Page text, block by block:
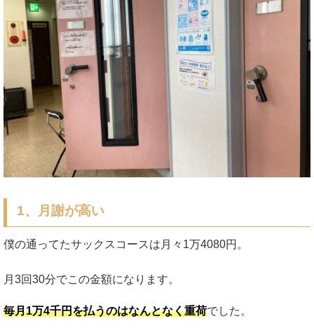
1、月謝が高い
僕の通ってたサックスコースは月々1万4080円。
月3回30分でこの金額になります。
毎月1万4千円を払うのはなんとなく重荷でした。